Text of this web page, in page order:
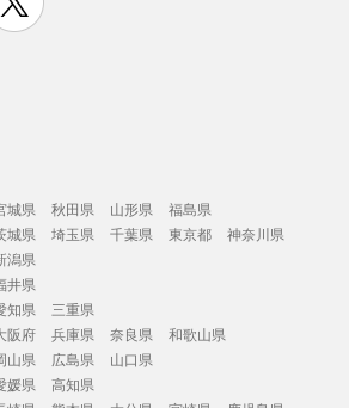
城県 秋田県 山形県
福島県
城県 埼玉県 千葉県 東京都
神奈川県
潟県
井県
知県
三重県
阪府 兵庫県 奈良県
和歌山県
山県 広島県
山口県
媛県
高知県